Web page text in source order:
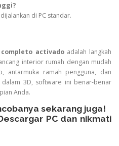
di PC standar.
completo activadoadalah langkah
interior rumah dengan mudah
antarmuka ramah pengguna, dan
3D, software ini benar-benar
Anda.
sekarang juga!
PCdan nikmati